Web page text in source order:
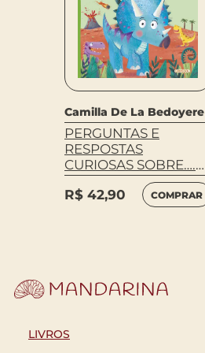
Camilla De La Bedoyere
PERGUNTAS E
RESPOSTAS
CURIOSAS SOBRE….
OS DINOSSAUROS
R$ 42,90 COMPRAR
LIVROS